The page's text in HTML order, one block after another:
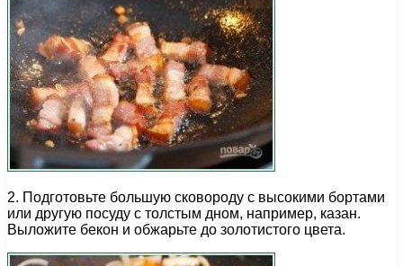
2. Подготовьте большую сковороду с высокими бортами
или другую посуду с толстым дном, например, казан.
Выложите бекон и обжарьте до золотистого цвета.